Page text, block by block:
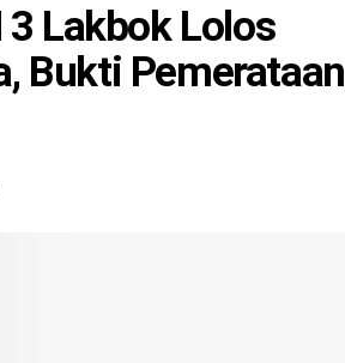
3 Lakbok Lolos
Bukti Pemerataan